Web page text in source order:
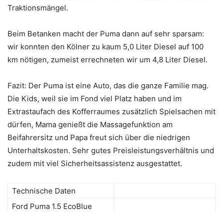
Traktionsmängel.
Beim Betanken macht der Puma dann auf sehr sparsam:
wir konnten den Kölner zu kaum 5,0 Liter Diesel auf 100
km nötigen, zumeist errechneten wir um 4,8 Liter Diesel.
Fazit: Der Puma ist eine Auto, das die ganze Familie mag.
Die Kids, weil sie im Fond viel Platz haben und im
Extrastaufach des Kofferraumes zusätzlich Spielsachen mit
dürfen, Mama genießt die Massagefunktion am
Beifahrersitz und Papa freut sich über die niedrigen
Unterhaltskosten. Sehr gutes Preisleistungsverhältnis und
zudem mit viel Sicherheitsassistenz ausgestattet.
Technische Daten
Ford Puma 1.5 EcoBlue